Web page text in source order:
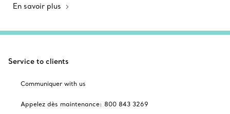
En savoir plus
Service to clients
Communiquer with us
Appelez dès maintenance: 800 843 3269